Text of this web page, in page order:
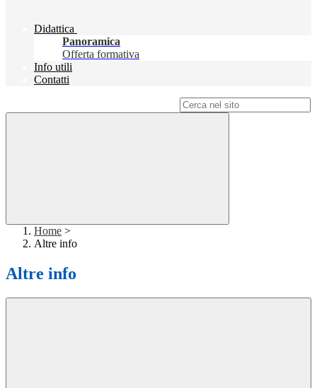
Didattica
Panoramica
Offerta formativa
Info utili
Contatti
Home >
Altre info
Altre info